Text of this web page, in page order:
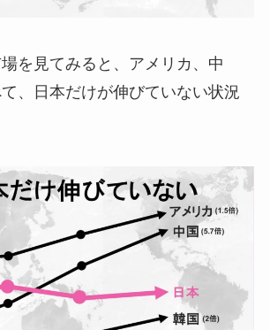
を見てみると、アメリカ、中
、日本だけが伸びていない状況